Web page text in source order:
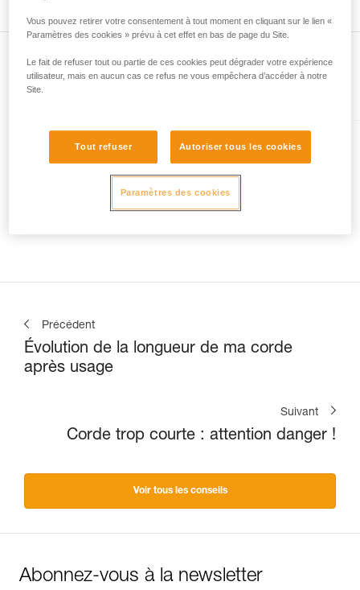
Présent dans l'article
CONTACT® 9.8 mm
diamètre pour l'escalade et
l'assurage en via ferrata
Précédent
Évolution de la longueur de ma corde
après usage
Suivant
Corde trop courte : attention danger !
Voir tous les conseils
Abonnez-vous à la newsletter
Vous pouvez retirer votre consentement à tout moment en cliquant sur le lien «
Paramètres des cookies » prévu à cet effet en bas de page du Site.
Le fait de refuser tout ou partie de ces cookies peut dégrader votre expérience
utilisateur, mais en aucun cas ce refus ne vous empêchera d’accéder à notre
Site.
Tout refuser Autoriser tous les cookies
Paramètres des cookies